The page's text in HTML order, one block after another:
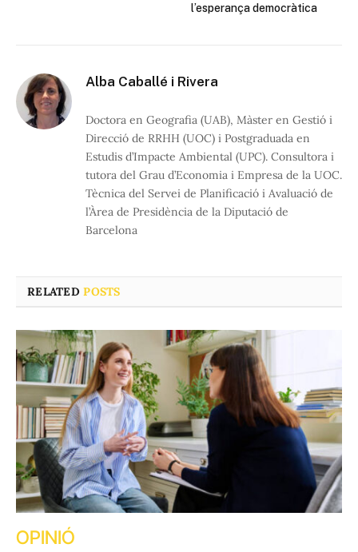
l’esperança democràtica
Alba Caballé i Rivera
Doctora en Geografia (UAB), Màster en Gestió i
Direcció de RRHH (UOC) i Postgraduada en
Estudis d’Impacte Ambiental (UPC). Consultora i
tutora del Grau d’Economia i Empresa de la UOC.
Tècnica del Servei de Planificació i Avaluació de
l’Àrea de Presidència de la Diputació de
Barcelona
RELATEDPOSTS
OPINIÓ